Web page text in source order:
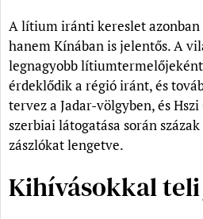
A lítium iránti kereslet azonban
hanem Kínában is jelentős. A
legnagyobb
érdeklődik a régió iránt, és
tervez a Jadar-völgyben, és
szerbiai látogatása során
zászlókat lengetve.
Kihívásokkal